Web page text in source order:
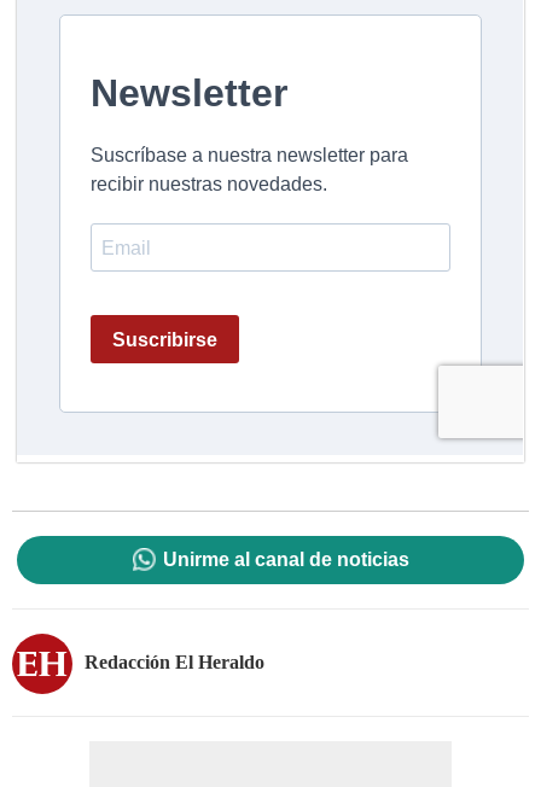
Unirme al canal de noticias
Redacción El Heraldo